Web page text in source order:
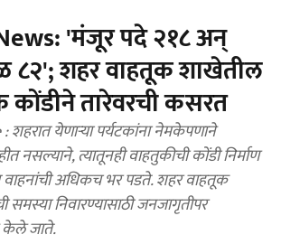
'मंजूर पदे २१८ अन्
८२'; शहर वाहतूक शाखेतील
कोंडीने तारेवरची कसरत
येणाऱ्या पर्यटकांना नेमकेपणाने
नसल्याने, त्यातूनही वाहतुकीची कोंडी निर्माण
वाहनांची अधिकच भर पडते. शहर वाहतूक
निवारण्यासाठी जनजागृतीपर
केले जाते.